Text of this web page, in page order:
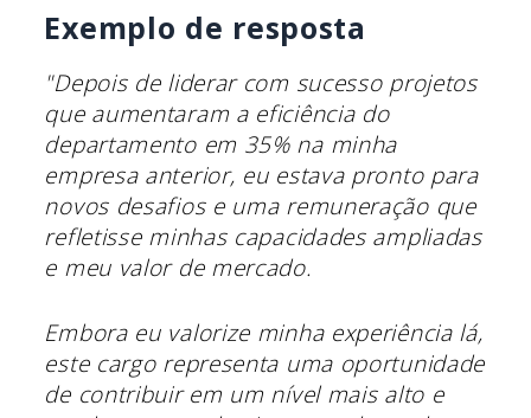
Exemplo de resposta
"Depois de liderar com sucesso projetos
que aumentaram a eficiência do
departamento em 35% na minha
empresa anterior, eu estava pronto para
novos desafios e uma remuneração que
refletisse minhas capacidades ampliadas
e meu valor de mercado.
Embora eu valorize minha experiência lá,
este cargo representa uma oportunidade
de contribuir em um nível mais alto e